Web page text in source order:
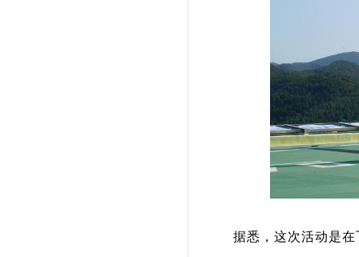
据悉，这次活动是